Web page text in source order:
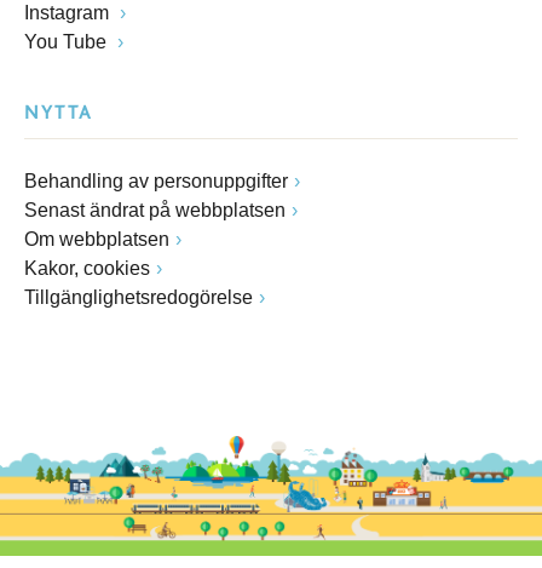
Instagram
You Tube
NYTTA
Behandling av personuppgifter
Senast ändrat på webbplatsen
Om webbplatsen
Kakor, cookies
Tillgänglighetsredogörelse